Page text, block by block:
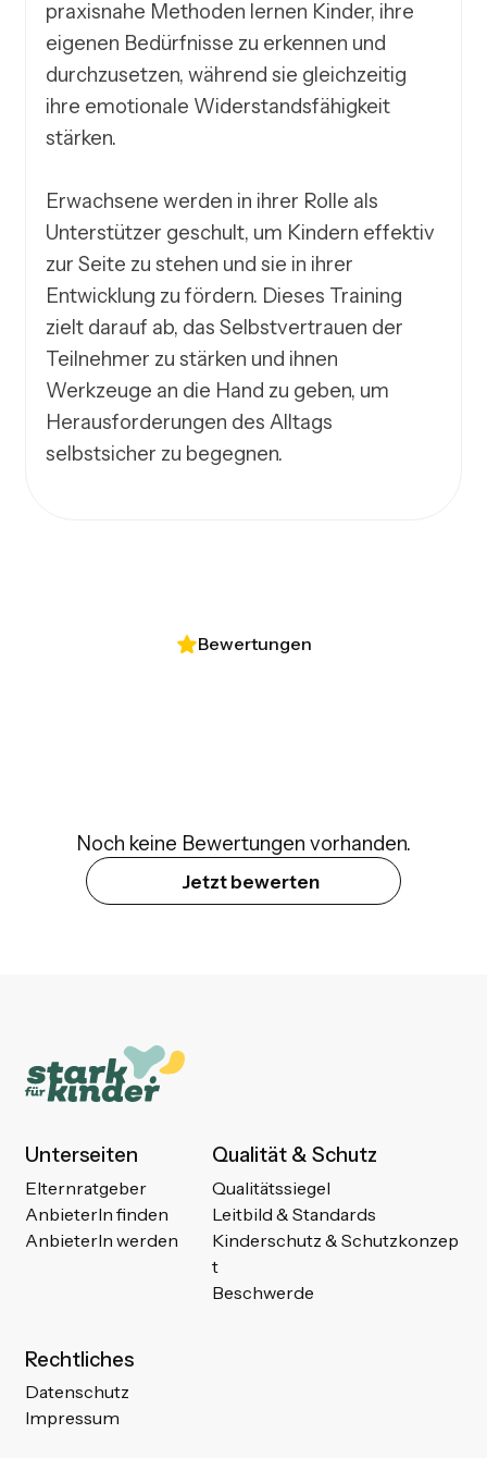
praxisnahe Methoden lernen Kinder, ihre
eigenen Bedürfnisse zu erkennen und
durchzusetzen, während sie gleichzeitig
ihre emotionale Widerstandsfähigkeit
stärken.
Erwachsene werden in ihrer Rolle als
Unterstützer geschult, um Kindern effektiv
zur Seite zu stehen und sie in ihrer
Entwicklung zu fördern. Dieses Training
zielt darauf ab, das Selbstvertrauen der
Teilnehmer zu stärken und ihnen
Werkzeuge an die Hand zu geben, um
Herausforderungen des Alltags
selbstsicher zu begegnen.
Bewertungen
Noch keine Bewertungen vorhanden.
Jetzt bewerten
Unterseiten
Elternratgeber
AnbieterIn finden
AnbieterIn werden
Qualität & Schutz
Qualitätssiegel
Leitbild & Standards
Kinderschutz & Schutzkonzep
t
Beschwerde
Rechtliches
Datenschutz
Impressum